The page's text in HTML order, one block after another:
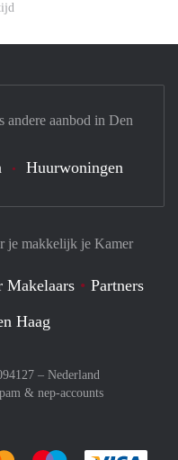
je makkelijk je Kamer
Makelaars
Partners
Haag
– Nederland
& nep-accounts
andere aanbod in Den
Huurwoningen